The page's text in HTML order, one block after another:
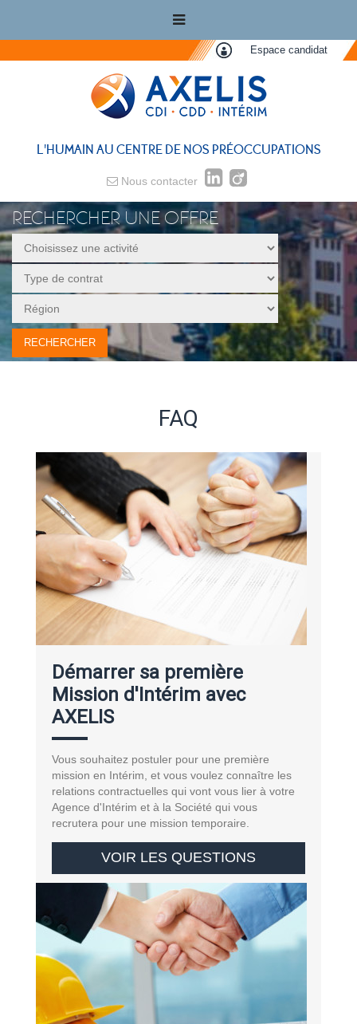
Espace candidat
L'HUMAIN AU CENTRE DE NOS PRÉOCCUPATIONS
Nous contacter
RECHERCHER UNE OFFRE
FAQ
Démarrer sa première
Mission d'Intérim avec
AXELIS
Vous souhaitez postuler pour une première
mission en Intérim, et vous voulez connaître les
relations contractuelles qui vont vous lier à votre
Agence d'Intérim et à la Société qui vous
recrutera pour une mission temporaire.
VOIR LES QUESTIONS